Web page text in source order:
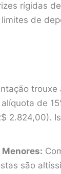
rígidas
de
de
2.824,00).
são